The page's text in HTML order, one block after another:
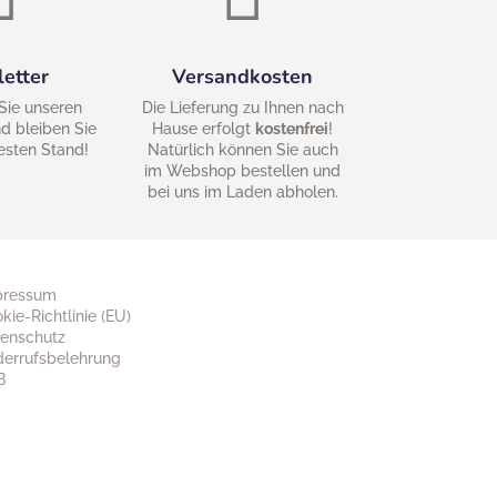
unseren
bleiben Sie
Stand!
Versandkosten
Die Lieferung zu Ihnen nach
Hause erfolgt kostenfrei!
Natürlich können Sie auch
im Webshop bestellen und
bei uns im Laden abholen.
Richtlinie (EU)